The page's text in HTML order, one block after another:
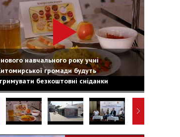
навчального року учні
громади будуть
безкоштовні сніданки